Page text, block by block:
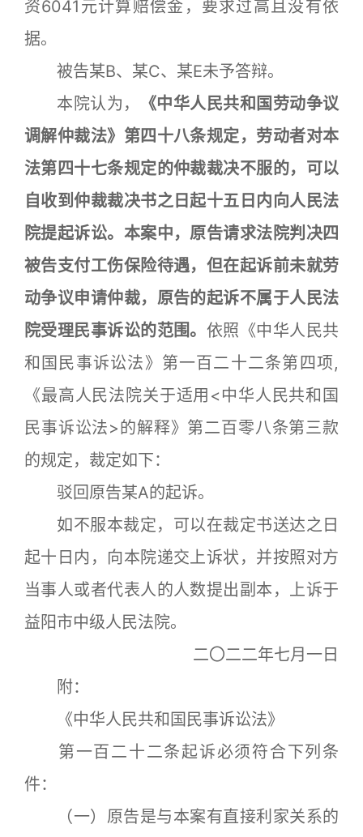
资6041元计算赔偿金，要求过高且没有依
据。
被告某B、某C、某E未予答辩。
本院认为，
《中华人民共和国劳动争议
调解仲裁法》第四十八条规定，劳动者对本
法第四十七条规定的仲裁裁决不服的，可以
自收到仲裁裁决书之日起十五日内向人民法
院提起诉讼。本案中，原告请求法院判决四
被告支付工伤保险待遇，但在起诉前未就劳
动争议申请仲裁，原告的起诉不属于人民法
院受理民事诉讼的范围。 依照《中华人民共
和国民事诉讼法》第一百二十二条第四项,
《最高人民法院关于适用<中华人民共和国
民事诉讼法>的解释》第二百零八条第三款
的规定，裁定如下：
驳回原告某A的起诉。
如不服本裁定，可以在裁定书送达之日
起十日内，向本院递交上诉状，并按照对方
当事人或者代表人的人数提出副本，上诉于
益阳市中级人民法院。
二〇二二年七月一日
附：
《中华人民共和国民事诉讼法》
第一百二十二条起诉必须符合下列条
件：
（一）原告是与本案有直接利家关系的